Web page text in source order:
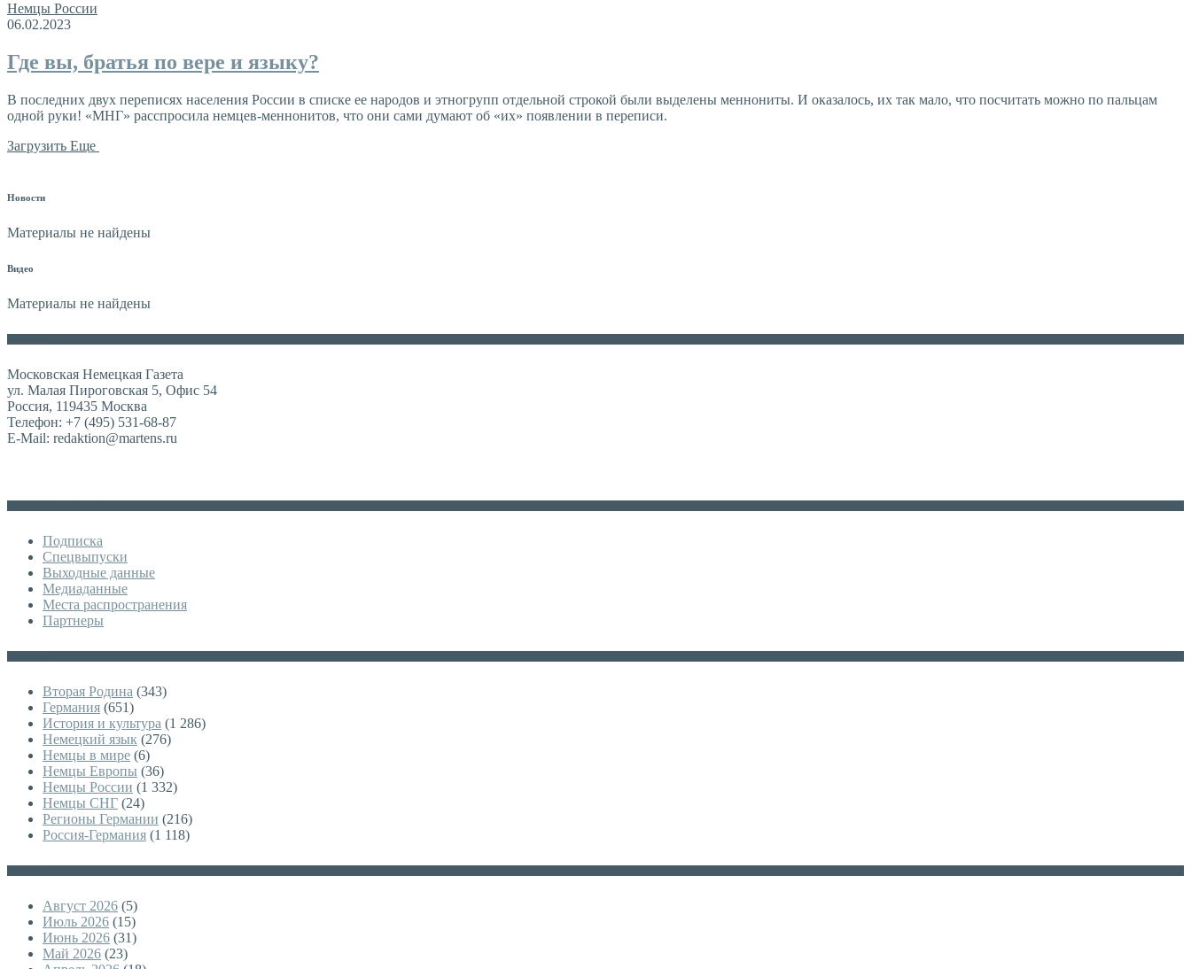
Немцы России
06.02.2023
Где вы, братья по вере и языку?
В последних двух переписях населения России в списке ее народов и этногрупп отдельной строкой были выделены меннониты. И оказалось, их так мало, что посчитать можно по пальцам
одной руки! «МНГ» расспросила немцев-меннонитов, что они сами думают об «их» появлении в переписи.
Загрузить Еще
Новости
Материалы не найдены
Видео
Материалы не найдены
Московская Немецкая Газета
ул. Малая Пироговская 5, Офис 54
Россия, 119435 Москва
Телефон: +7 (495) 531-68-87
E-Mail: redaktion@martens.ru
Подписка
Спецвыпуски
Выходные данные
Медиаданные
Места распространения
Партнеры
Вторая Родина (343)
Германия (651)
История и культура (1 286)
Немецкий язык (276)
Немцы в мире (6)
Немцы Европы (36)
Немцы России (1 332)
Немцы СНГ (24)
Регионы Германии (216)
Россия-Германия (1 118)
Август 2026 (5)
Июль 2026 (15)
Июнь 2026 (31)
Май 2026 (23)